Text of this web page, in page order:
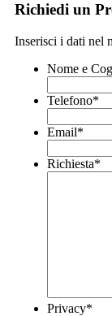
Richiedi un
Inserisci i dati nel
Nome e
Telefono*
Email*
Richiesta*
Privacy*